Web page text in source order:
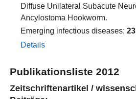
Diffuse Unilateral Subacute
Ancylostoma Hookworm.
Emerging infectious diseases; 23
Details
Publikationsliste 2012
Zeitschriftenartikel /